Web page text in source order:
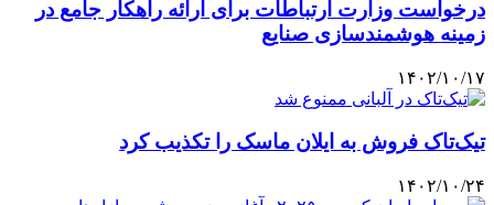
درخواست وزارت ارتباطات برای ارائه راهکار جامع در
زمینه هوشمندسازی صنایع
۱۴۰۲/۱۰/۱۷
تیک‌تاک فروش به ایلان ماسک را تکذیب کرد
۱۴۰۲/۱۰/۲۴